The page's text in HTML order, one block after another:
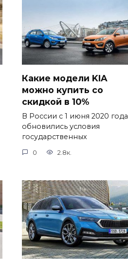
Какие модели KIA
можно купить со
скидкой в 10%
В России с 1 июня 2020 года
обновились условия
государственных
0 2.8к.